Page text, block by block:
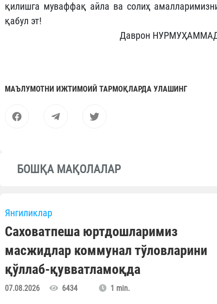
қилишга муваффақ айла ва солиҳ
қабул эт!
Даврон
МАЪЛУМОТНИ ИЖТИМОИЙ ТАРМОҚЛАРДА УЛАШИНГ
БОШҚА МАҚОЛАЛАР
Янгиликлар
Саховатпеша юртдошларимиз
масжидлар коммунал тўловларини
қўллаб-қувватламоқда
07.08.2026 6434 1 min.